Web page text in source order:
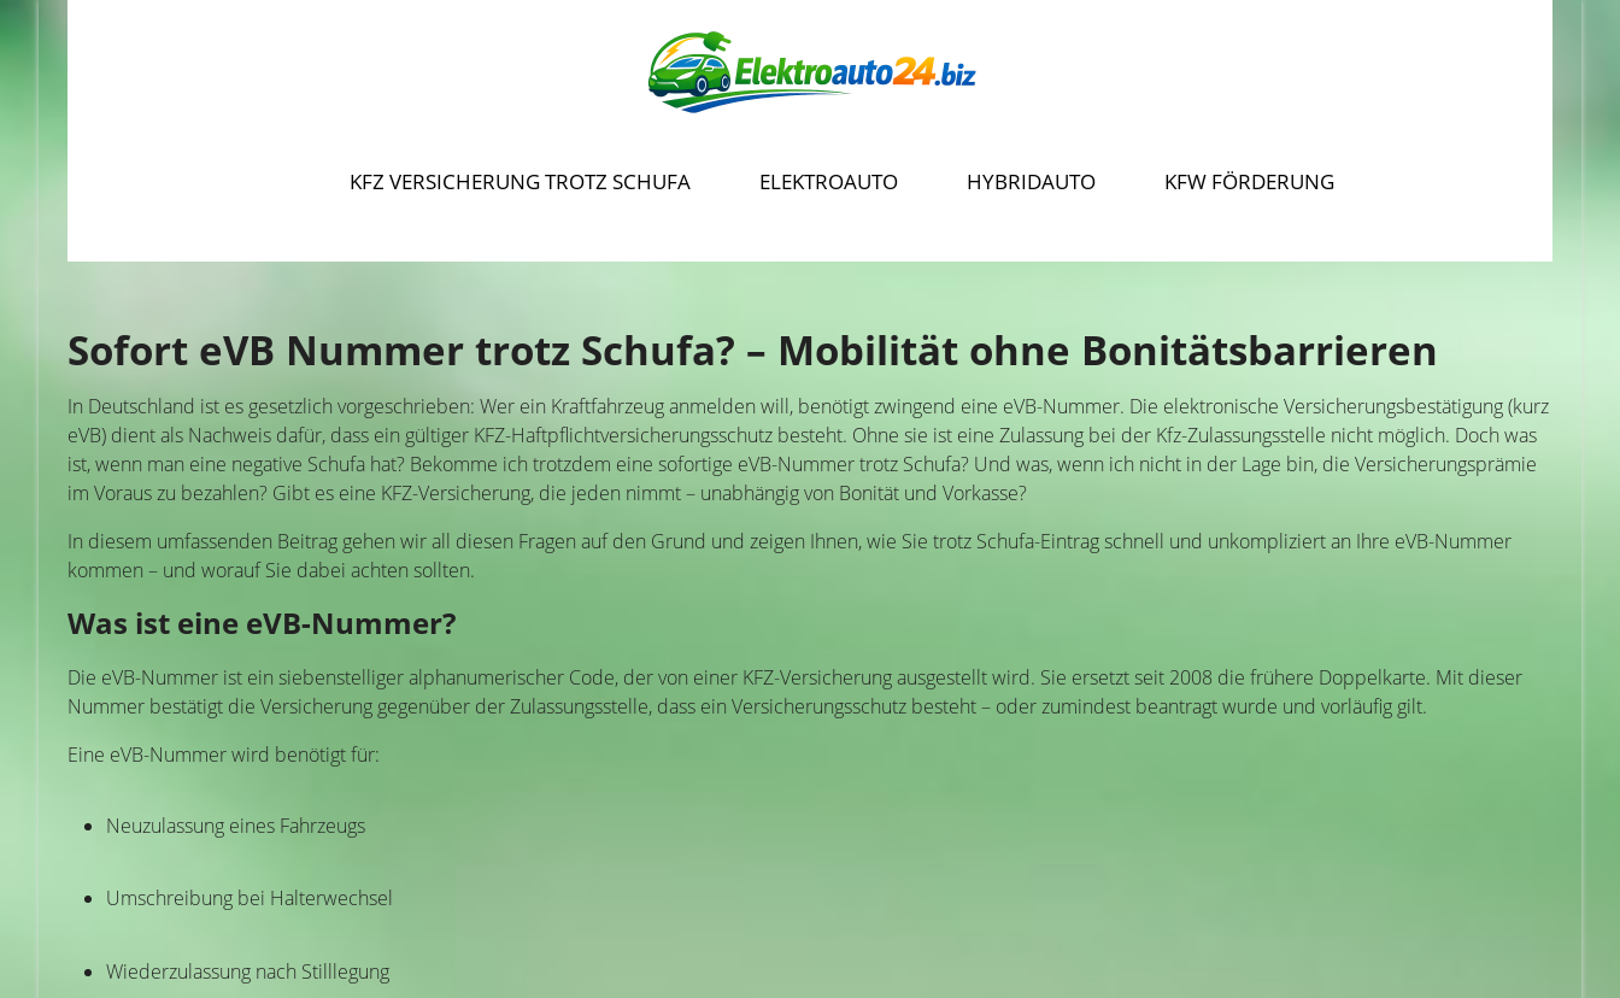
KFZ VERSICHERUNG TROTZ SCHUFA ELEKTROAUTO HYBRIDAUTO KFW FÖRDERUNG
Sofort eVB Nummer trotz Schufa? – Mobilität ohne Bonitätsbarrieren
In Deutschland ist es gesetzlich vorgeschrieben: Wer ein Kraftfahrzeug anmelden will, benötigt zwingend eine eVB-Nummer. Die elektronische Versicherungsbestätigung (kurz
eVB) dient als Nachweis dafür, dass ein gültiger KFZ-Haftpflichtversicherungsschutz besteht. Ohne sie ist eine Zulassung bei der Kfz-Zulassungsstelle nicht möglich. Doch was
ist, wenn man eine negative Schufa hat? Bekomme ich trotzdem eine sofortige eVB-Nummer trotz Schufa? Und was, wenn ich nicht in der Lage bin, die Versicherungsprämie
im Voraus zu bezahlen? Gibt es eine KFZ-Versicherung, die jeden nimmt – unabhängig von Bonität und Vorkasse?
In diesem umfassenden Beitrag gehen wir all diesen Fragen auf den Grund und zeigen Ihnen, wie Sie trotz Schufa-Eintrag schnell und unkompliziert an Ihre eVB-Nummer
kommen – und worauf Sie dabei achten sollten.
Was ist eine eVB-Nummer?
Die eVB-Nummer ist ein siebenstelliger alphanumerischer Code, der von einer KFZ-Versicherung ausgestellt wird. Sie ersetzt seit 2008 die frühere Doppelkarte. Mit dieser
Nummer bestätigt die Versicherung gegenüber der Zulassungsstelle, dass ein Versicherungsschutz besteht – oder zumindest beantragt wurde und vorläufig gilt.
Eine eVB-Nummer wird benötigt für:
Neuzulassung eines Fahrzeugs
Umschreibung bei Halterwechsel
Wiederzulassung nach Stilllegung